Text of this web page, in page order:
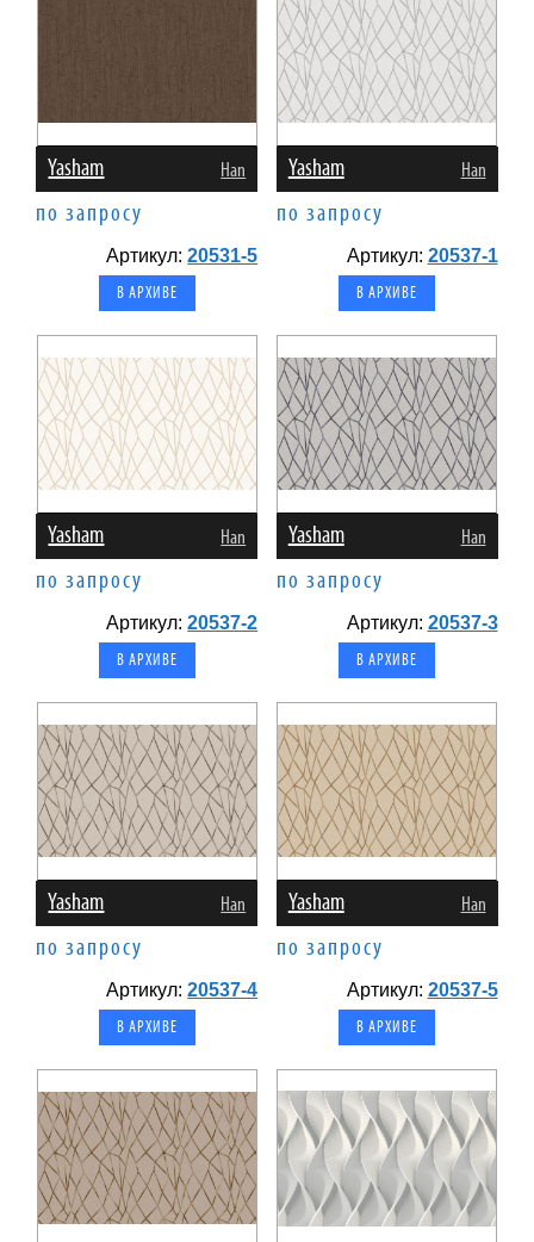
Yasham Han
по запросу
Артикул:20531-5
В АРХИВЕ
Yasham Han
по запросу
Артикул: 20537-1
В АРХИВЕ
Yasham Han
по запросу
Артикул:20537-2
В АРХИВЕ
Yasham Han
по запросу
Артикул: 20537-3
В АРХИВЕ
Yasham Han
по запросу
Артикул:20537-4
В АРХИВЕ
Yasham Han
по запросу
Артикул: 20537-5
В АРХИВЕ